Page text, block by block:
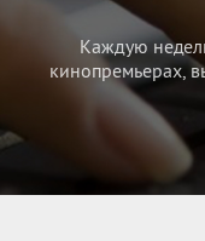
Каждую
кинопремьерах,